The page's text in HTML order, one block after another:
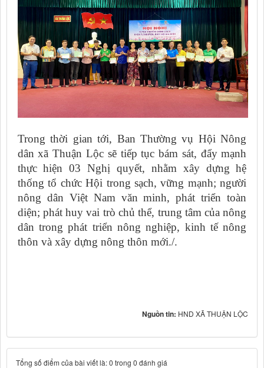
Trong thời gian tới, Ban Thường vụ Hội Nông
dân xã Thuận Lộc sẽ tiếp tục bám sát, đẩy mạnh
thực hiện 03 Nghị quyết, nhằm xây dựng hệ
thống tổ chức Hội trong sạch, vững mạnh; người
nông dân Việt Nam văn minh, phát triển toàn
diện; phát huy vai trò chủ thể, trung tâm của nông
dân trong phát triển nông nghiệp, kinh tế nông
thôn và xây dựng nông thôn mới./.
Nguồn tin: HND XÃ THUẬN LỘC
Tổng số điểm của bài viết là: 0 trong 0 đánh giá